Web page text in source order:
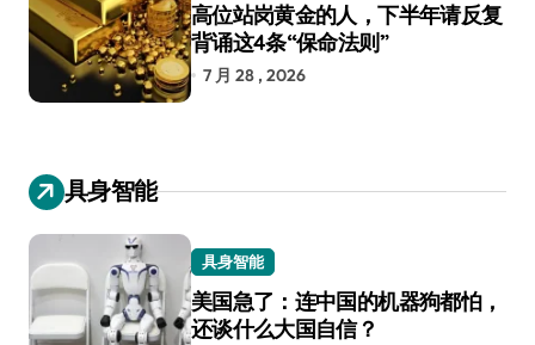
高位站岗黄金的人，下半年请反复
背诵这4条“保命法则”
7 月 28 , 2026
具身智能
具身智能
美国急了：连中国的机器狗都怕，
还谈什么大国自信？